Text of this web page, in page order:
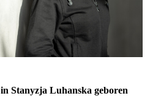
Stanyzja Luhanska geboren